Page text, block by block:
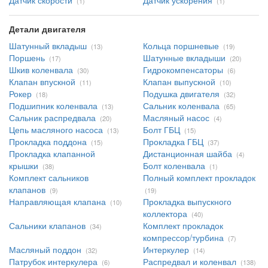
Детали двигателя
Шатунный вкладыш (13) Кольца поршневые (19)
Поршень (17) Шатунные вкладыши (20)
Шкив коленвала (30) Гидрокомпенсаторы (6)
Клапан впускной (11) Клапан выпускной (10)
Рокер (18) Подушка двигателя (32)
Подшипник коленвала (13) Сальник коленвала (65)
Сальник распредвала (20) Масляный насос (4)
Цепь масляного насоса (13) Болт ГБЦ (15)
Прокладка поддона (15) Прокладка ГБЦ (37)
Прокладка клапанной
крышки (38)
Дистанционная шайба (4)
Болт коленвала (1)
Комплект сальников
клапанов (9)
Полный комплект прокладок
(19)
Направляющая клапана (10)
Прокладка выпускного
коллектора (40)
Сальники клапанов (34)
Комплект прокладок
компрессор/турбина (7)
Масляный поддон (32) Интеркулер (14)
Патрубок интеркулера (6) Распредвал и коленвал (138)